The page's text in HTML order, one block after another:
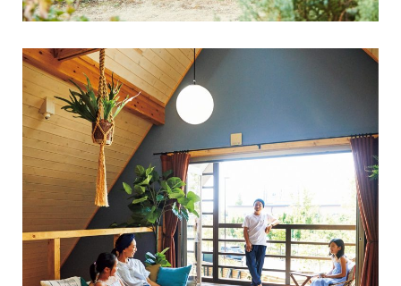
【夏季休業のお知らせ】8/12（水）～8/20（木）まで夏季休業とさ
せていただきます。8/21（金）より通常通り営業いたします。ご来